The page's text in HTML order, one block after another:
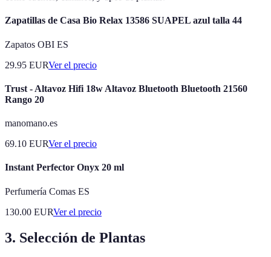
Zapatillas de Casa Bio Relax 13586 SUAPEL azul talla 44
Zapatos OBI ES
29.95 EURVer el precio
Trust - Altavoz Hifi 18w Altavoz Bluetooth Bluetooth 21560
Rango 20
manomano.es
69.10 EURVer el precio
Instant Perfector Onyx 20 ml
Perfumería Comas ES
130.00 EURVer el precio
3. Selección de Plantas